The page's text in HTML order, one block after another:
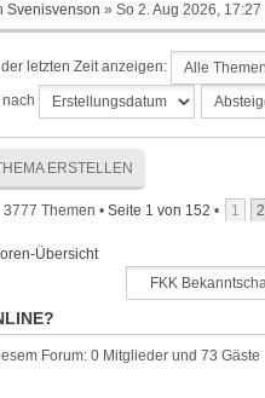
Svenisvenson » So 2. Aug 2026, 17:27
letzten Zeit anzeigen:
ERSTELLEN
3777 Themen • Seite 1 von 152 • 1 2
Übersicht
Forum: 0 Mitglieder und 73 Gäste